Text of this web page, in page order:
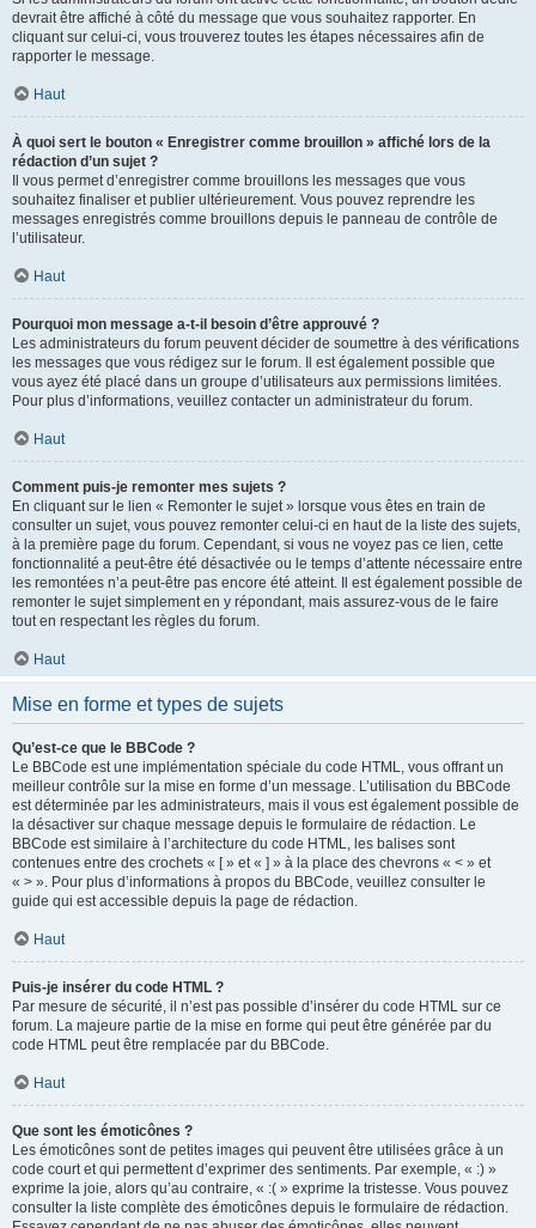
devrait être affiché à côté du message que vous souhaitez rapporter. En
cliquant sur celui-ci, vous trouverez toutes les étapes nécessaires afin de
rapporter le message.
Haut
À quoi sert le bouton « Enregistrer comme brouillon » affiché lors de la
rédaction d’un sujet ?
Il vous permet d’enregistrer comme brouillons les messages que vous
souhaitez finaliser et publier ultérieurement. Vous pouvez reprendre les
messages enregistrés comme brouillons depuis le panneau de contrôle de
l’utilisateur.
Haut
Pourquoi mon message a-t-il besoin d’être approuvé ?
Les administrateurs du forum peuvent décider de soumettre à des vérifications
les messages que vous rédigez sur le forum. Il est également possible que
vous ayez été placé dans un groupe d’utilisateurs aux permissions limitées.
Pour plus d’informations, veuillez contacter un administrateur du forum.
Haut
Comment puis-je remonter mes sujets ?
En cliquant sur le lien « Remonter le sujet » lorsque vous êtes en train de
consulter un sujet, vous pouvez remonter celui-ci en haut de la liste des sujets,
à la première page du forum. Cependant, si vous ne voyez pas ce lien, cette
fonctionnalité a peut-être été désactivée ou le temps d’attente nécessaire entre
les remontées n’a peut-être pas encore été atteint. Il est également possible de
remonter le sujet simplement en y répondant, mais assurez-vous de le faire
tout en respectant les règles du forum.
Haut
Mise en forme et types de sujets
Qu’est-ce que le BBCode ?
Le BBCode est une implémentation spéciale du code HTML, vous offrant un
meilleur contrôle sur la mise en forme d’un message. L’utilisation du BBCode
est déterminée par les administrateurs, mais il vous est également possible de
la désactiver sur chaque message depuis le formulaire de rédaction. Le
BBCode est similaire à l’architecture du code HTML, les balises sont
contenues entre des crochets « [ » et « ] » à la place des chevrons « < » et
« > ». Pour plus d’informations à propos du BBCode, veuillez consulter le
guide qui est accessible depuis la page de rédaction.
Haut
Puis-je insérer du code HTML ?
Par mesure de sécurité, il n’est pas possible d’insérer du code HTML sur ce
forum. La majeure partie de la mise en forme qui peut être générée par du
code HTML peut être remplacée par du BBCode.
Haut
Que sont les émoticônes ?
Les émoticônes sont de petites images qui peuvent être utilisées grâce à un
code court et qui permettent d’exprimer des sentiments. Par exemple, « :) »
exprime la joie, alors qu’au contraire, « :( » exprime la tristesse. Vous pouvez
consulter la liste complète des émoticônes depuis le formulaire de rédaction.